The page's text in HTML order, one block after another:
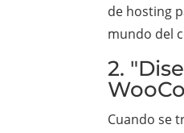
de hosting
mundo del
2.
Cuando se